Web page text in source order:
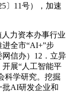
〕11号），加速
力资本办事行业
全市“AI+”步
信办）12．立异
展“人工智能平
科学研究。挖掘
批AI研发企业和